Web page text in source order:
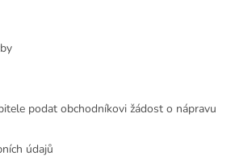
podat obchodníkovi žádost o nápravu
údajů